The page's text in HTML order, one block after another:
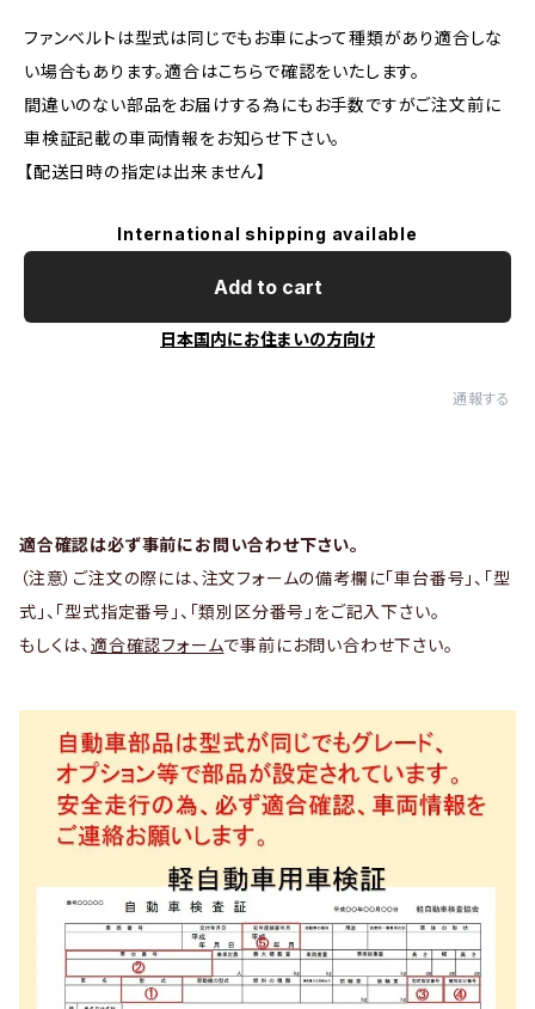
ファンベルトは型式は同じでもお車によって種類があり適合しな
い場合もあります。適合はこちらで確認をいたします。
間違いのない部品をお届けする為にもお手数ですがご注文前に
車検証記載の車両情報をお知らせ下さい。
【配送日時の指定は出来ません】
International shipping available
Add to cart
日本国内にお住まいの方向け
通報する
適合確認は必ず事前にお問い合わせ下さい。
（注意）ご注文の際には、注文フォームの備考欄に「車台番号」、「型
式」、「型式指定番号」、「類別区分番号」をご記入下さい。
もしくは、 適合確認フォームで事前にお問い合わせ下さい。